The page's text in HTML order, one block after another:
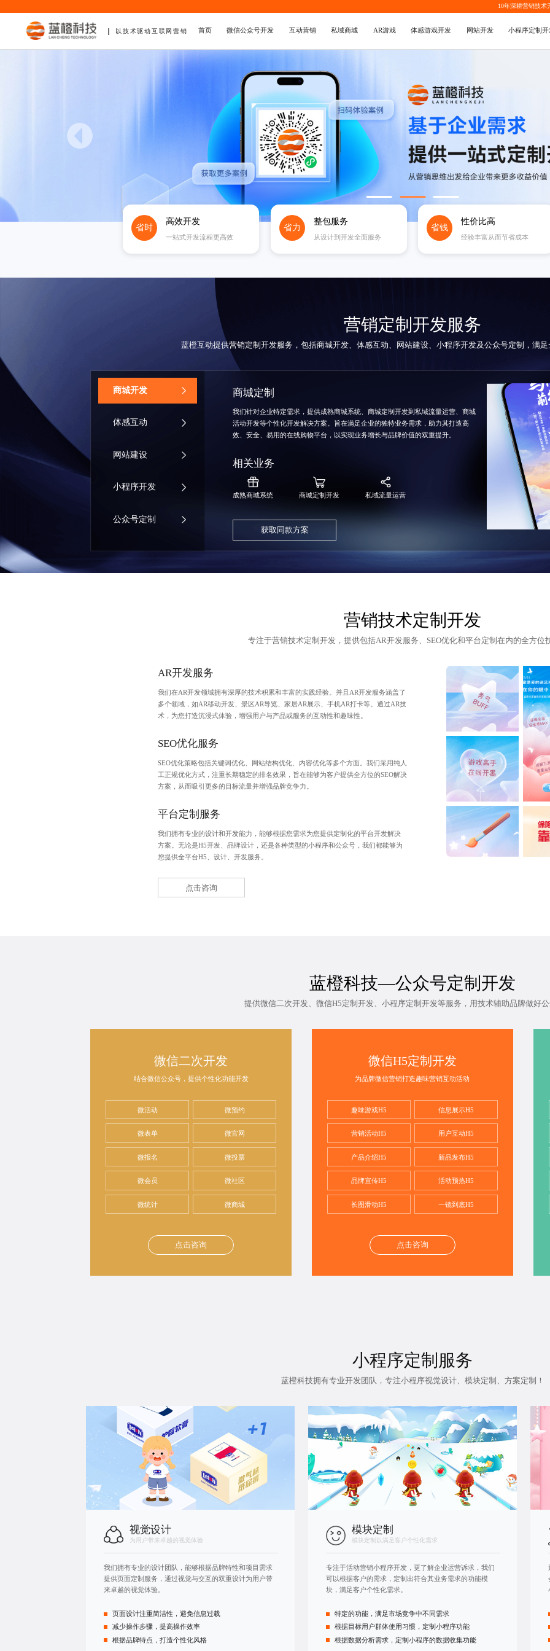
10年深耕营销技术
以技术驱动互联网营销 首页 微信公众号开发 互动营销 私域商城 AR游戏 体感游戏开发 网站开发 小程序定制开
省时
高效开发
一站式开发流程更高效
省力
整包服务
从设计到开发全面服务
省钱
性价比高
经验丰富从而节省成本
营销定制开发服务
蓝橙互动提供营销定制开发服务，包括商城开发、体感互动、网站建设、 小程序开发及公众号定制，满
商城开发
体感互动
网站建设
小程序开发
公众号定制
商城定制
我们针对企业特定需求，提供成熟商城系统、 商城定制开发到私域流量运营、商城
活动开发等个性化开发解决方案。旨在满足企业的独特业务需求，助力其打造高
效、安全、易用的在线购物平台，以实现业务增长与品牌价值的双重提升。
相关业务
成熟商城系统 商城定制开发 私域流量运营
获取同款方案
营销技术定制开发
专注于营销技术定制开发，提供包括AR开发服务、 SEO优化和平台定制在内的全方位
AR开发服务
我们在AR开发领域拥有深厚的技术积累和丰富的实践经验。并且AR开发服务涵盖了
多个领域，如AR移动开发、景区AR导览、家居AR展示、手机AR打卡等。通过AR技
术，为您打造沉浸式体验，增强用户与产品或服务的互动性和趣味性。
SEO优化服务
SEO优化策略包括关键词优化、 网站结构优化 、内容优化等多个方面。我们采用纯人
工正规优化方式，注重长期稳定的排名效果，旨在能够为客户提供全方位的SEO解决
方案，从而吸引更多的目标流量并增强品牌竞争力。
平台定制服务
我们拥有专业的设计和开发能力，能够根据您需求为您提供定制化的平台开发解决
方案。无论是H5开发、品牌设计，还是各种类型的小程序和公众号，我们都能够为
您提供全平台H5、设计、开发服务。
点击咨询
蓝橙科技—公众号定制开发
提供微信二次开发、微信H5定制开发、小程序定制开发等服务，用技术辅助品牌做好
微信二次开发
结合微信公众号，提供个性化功能开发
微活动 微预约
微表单 微官网
微报名 微投票
微会员 微社区
微统计 微商城
点击咨询
微信H5定制开发
为品牌微信营销打造趣味营销互动活动
趣味游戏H5 信息展示H5
营销活动H5 用户互动H5
产品介绍H5 新品发布H5
品牌宣传H5 活动预热H5
长图滑动H5 一镜到底H5
点击咨询
小程序定制服务
蓝橙科技拥有专业开发团队，专注小程序视觉设计、模块定制、方案定制！
视觉设计
为用户带来卓越的视觉体验
我们拥有专业的设计团队，能够根据品牌特性和项目需求
提供页面定制服务，通过视觉与交互的双重设计为用户带
来卓越的视觉体验。
页面设计注重简洁性，避免信息过载
减少操作步骤，提高操作效率
根据品牌特点，打造个性化风格
模块定制
模块定制以满足客户个性化需求
专注于活动营销小程序开发 ，更了解企业运营诉求，我们
可以根据客户的需求，定制出符合其业务需求的功能模
块，满足客户个性化需求。
特定的功能，满足市场竞争中不同需求
根据目标用户群体使用习惯，定制小程序功能
根据数据分析需求，定制小程序的数据收集功能